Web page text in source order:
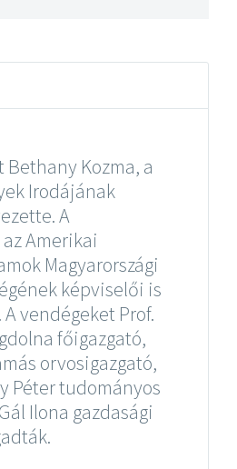
Bethany Kozma, a
Irodájának
A
Amerikai
Magyarországi
képviselői is
vendégeket Prof.
főigazgató,
orvosigazgató,
Péter tudományos
Ilona gazdasági